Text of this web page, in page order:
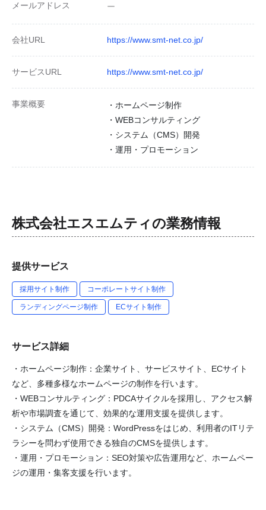
メールアドレス ー
会社URL https://www.smt-net.co.jp/
サービスURL https://www.smt-net.co.jp/
事業概要
・ホームページ制作
・WEBコンサルティング
・システム（CMS）開発
・運用・プロモーション
株式会社エスエムティの業務情報
提供サービス
採用サイト制作 コーポレートサイト制作
ランディングページ制作 ECサイト制作
サービス詳細
・ホームページ制作：企業サイト、サービスサイト、ECサイト
など、多種多様なホームページの制作を行います。
・WEBコンサルティング：PDCAサイクルを採用し、アクセス解
析や市場調査を通じて、効果的な運用支援を提供します。
・システム（CMS）開発：WordPressをはじめ、利用者のITリテ
ラシーを問わず使用できる独自のCMSを提供します。
・運用・プロモーション：SEO対策や広告運用など、ホームペー
ジの運用・集客支援を行います。